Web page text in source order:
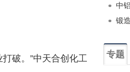
破。”中天合创化工
专题